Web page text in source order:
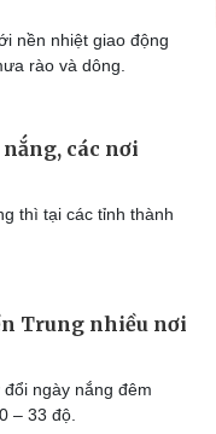
nền nhiệt giao động
rào và dông.
các nơi
thì tại các tỉnh thành
Trung nhiều nơi
ngày nắng đêm
– 33 độ.